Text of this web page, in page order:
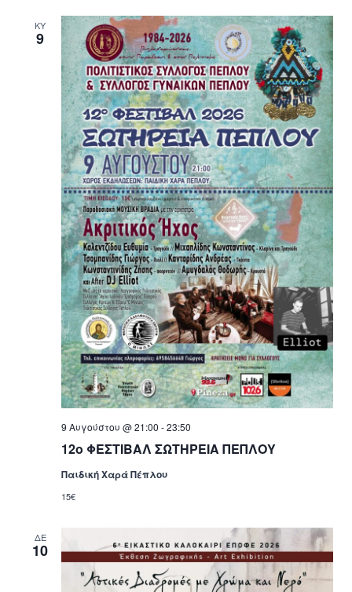
ΚΥ
9
12ο ΦΕΣΤΙΒΑΛ ΣΩΤΗΡΕΙΑ ΠΕΠΛΟΥ
9 Αυγούστου @ 21:00 -23:50
Παιδική Χαρά Πέπλου
15€
ΔΕ
10